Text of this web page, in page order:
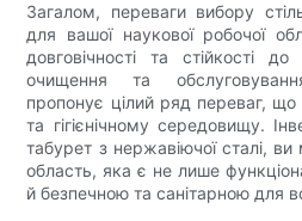
Загалом, переваги вибору
для вашої наукової робочої
довговічності та стійкості
очищення та
пропонує цілий ряд переваг,
та гігієнічному середовищу.
табурет з нержавіючої сталі,
область, яка є не лише
й безпечною та санітарною для